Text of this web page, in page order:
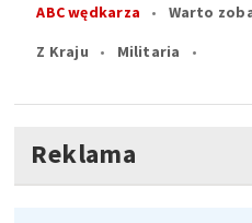
ABC wędkarza
Warto
Z Kraju
Militaria
Reklama